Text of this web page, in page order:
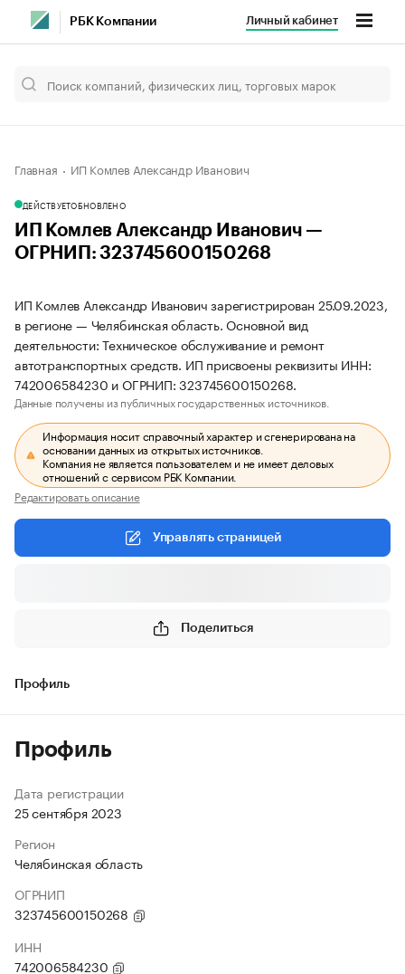
РБК Компании Личный кабинет
Главная ИП Комлев Александр Иванович
ДЕЙСТВУЕТОБНОВЛЕНО
ИП Комлев Александр Иванович —
ОГРНИП: 323745600150268
ИП Комлев Александр Иванович зарегистрирован 25.09.2023,
в регионе — Челябинская область. Основной вид
деятельности: Техническое обслуживание и ремонт
автотранспортных средств. ИП присвоены реквизиты ИНН:
742006584230 и ОГРНИП: 323745600150268.
Данные получены из публичных государственных источников.
Информация носит справочный характер и сгенерирована на
основании данных из открытых источников.
Компания не является пользователем и не имеет деловых
отношений с сервисом РБК Компании.
Редактировать описание
Управлять страницей
Поделиться
Профиль
Профиль
Дата регистрации
25 сентября 2023
Регион
Челябинская область
ОГРНИП
323745600150268
ИНН
742006584230